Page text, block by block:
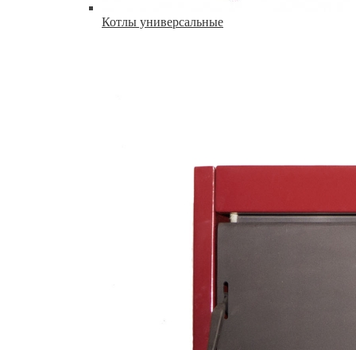
Котлы универсальные